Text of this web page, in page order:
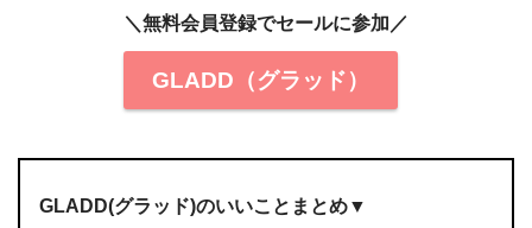
＼無料会員登録でセールに参加／
GLADD（グラッド）
GLADD(グラッド)のいいことまとめ▼